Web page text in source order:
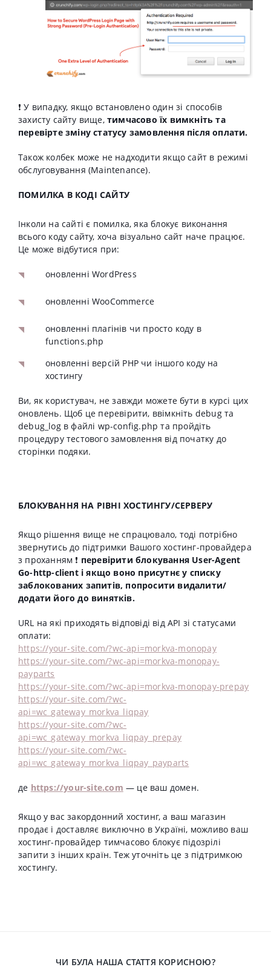
❗️ У випадку, якщо встановлено один зі способів
захисту сайту вище, тимчасово їх вимкніть та
перевірте зміну статусу замовлення після оплати.
Також колбек може не надходити якщо сайт в режимі
обслуговування (Maintenance).
ПОМИЛКА В КОДІ САЙТУ
Інколи на сайті є помилка, яка блокує виконання
всього коду сайту, хоча візуально сайт наче працює.
Це може відбутися при:
оновленні WordPress
оновленні WooCommerce
оновленні плагінів чи просто коду в
functions.php
оновленні версій PHP чи іншого коду на
хостингу
Ви, як користувач, не завжди можете бути в курсі цих
оновлень. Щоб це перевірити, ввімкніть debug та
debug_log в файлі wp-config.php та пройдіть
процедуру тестового замовлення від початку до
сторінки подяки.
БЛОКУВАННЯ НА РІВНІ ХОСТИНГУ/СЕРВЕРУ
Якщо рішення вище не спрацювало, тоді потрібно
звернутись до підтримки Вашого хостинг-провайдера
з проханням ❗️ перевірити блокування User-Agent
Go-http-client і якщо воно присутнє у списку
заблокованих запитів, попросити видалити/
додати його до винятків.
URL на які приходять відповіді від АРІ зі статусами
оплати:
https://your-site.com/?wc-api=morkva-monopay
https://your-site.com/?wc-api=morkva-monopay-
payparts
https://your-site.com/?wc-api=morkva-monopay-prepay
https://your-site.com/?wc-
api=wc_gateway_morkva_liqpay
https://your-site.com/?wc-
api=wc_gateway_morkva_liqpay_prepay
https://your-site.com/?wc-
api=wc_gateway_morkva_liqpay_payparts
де https://your-site.com — це ваш домен.
Якщо у вас закордонний хостинг, а ваш магазин
продає і доставляє виключно в Україні, можливо ваш
хостинг-провайдер тимчасово блокує підозрілі
запити з інших країн. Теж уточніть це з підтримкою
хостингу.
ЧИ БУЛА НАША СТАТТЯ КОРИСНОЮ?